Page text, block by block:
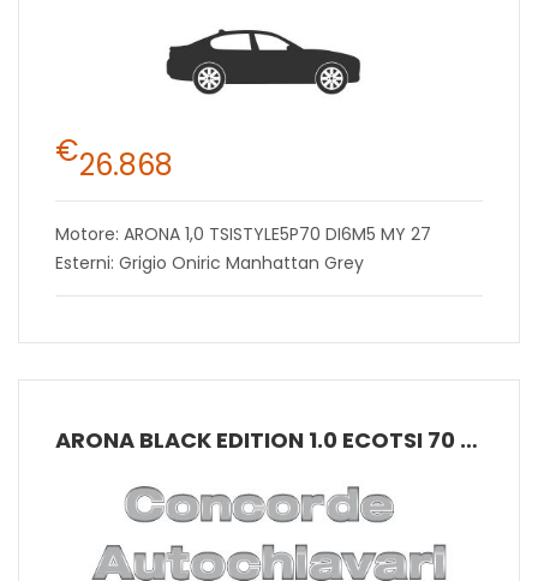
€26.868
Motore: ARONA 1,0 TSISTYLE5P70 DI6M5 MY 27
Esterni: Grigio Oniric Manhattan Grey
ARONA BLACK EDITION 1.0 ECOTSI 70 KW (95 CV) BENZINA MANUALE 5 MARCE 2WD